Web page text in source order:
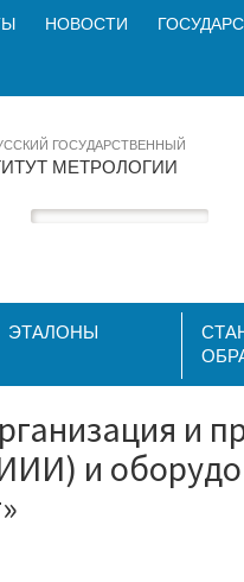
НОВОСТИ
ГОСУДАРСТВЕННЫЙ
МЕТРОЛОГИИ
ЭТАЛОНЫ
и
и